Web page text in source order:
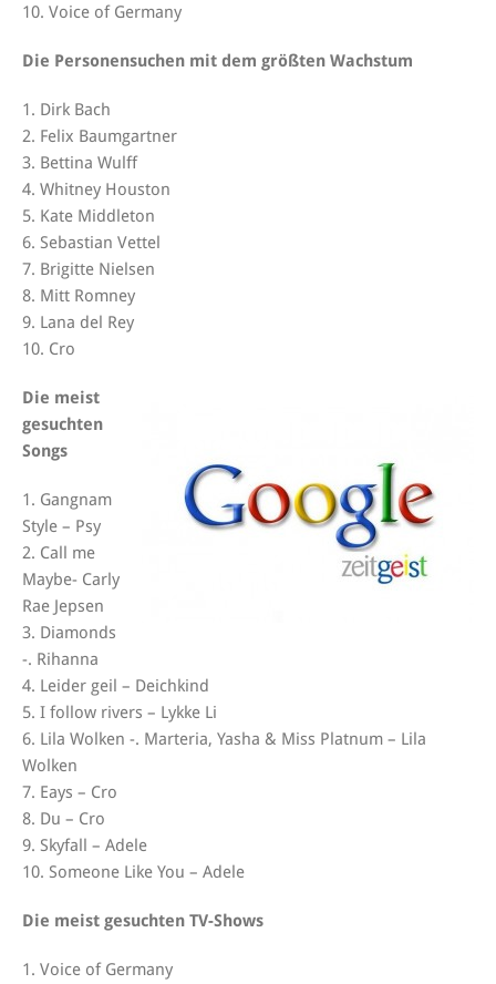
10. Voice of Germany
Die Personensuchen mit dem größten Wachstum
1. Dirk Bach
2. Felix Baumgartner
3. Bettina Wulff
4. Whitney Houston
5. Kate Middleton
6. Sebastian Vettel
7. Brigitte Nielsen
8. Mitt Romney
9. Lana del Rey
10. Cro
Die meist
gesuchten
Songs
1. Gangnam
Style – Psy
2. Call me
Maybe- Carly
Rae Jepsen
3. Diamonds
-. Rihanna
4. Leider geil – Deichkind
5. I follow rivers – Lykke Li
6. Lila Wolken -. Marteria, Yasha & Miss Platnum – Lila
Wolken
7. Eays – Cro
8. Du – Cro
9. Skyfall – Adele
10. Someone Like You – Adele
Die meist gesuchten TV-Shows
1. Voice of Germany